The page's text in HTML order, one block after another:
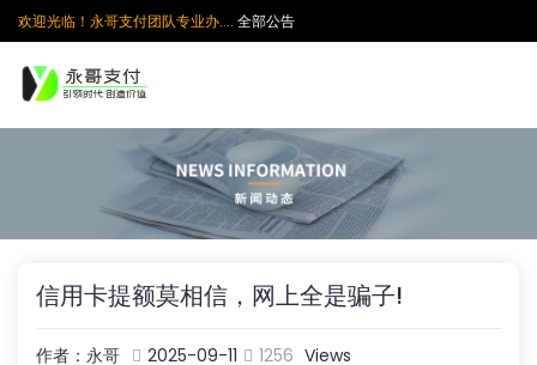
欢迎光临！永哥支付团队专业办.... 全部公告
信用卡提额莫相信，网上全是骗子!
作者：永哥 2025-09-11 1256 Views